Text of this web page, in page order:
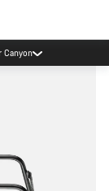
Canyon